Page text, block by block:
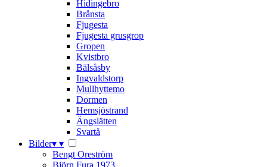
Hidingebro
Brånsta
Fjugesta
Fjugesta grusgrop
Gropen
Kvistbro
Bälsåsby
Ingvaldstorp
Mullhyttemo
Dormen
Hemsjöstrand
Ängslätten
Svartå
Bilder▾ ▾
Bengt Oreström
Björn Fura 1973